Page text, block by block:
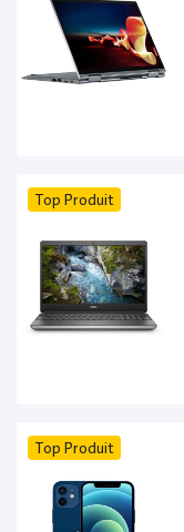
Top Produit
Top Produit